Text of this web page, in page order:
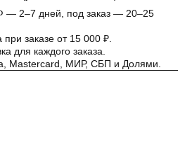
— 2–7 дней, под заказ — 20–25
при заказе от 15 000 ₽.
для каждого заказа.
Mastercard, МИР, СБП и Долями.